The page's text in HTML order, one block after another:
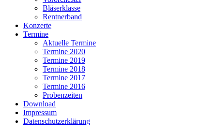
Bläserklasse
Rentnerband
Konzerte
Termine
Aktuelle Termine
Termine 2020
Termine 2019
Termine 2018
Termine 2017
Termine 2016
Probenzeiten
Download
Impressum
Datenschutzerklärung